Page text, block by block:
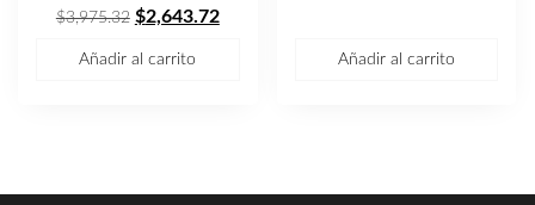
$3,975.32 El
$2,643.72El
Añadir al carrito Añadir al carrito